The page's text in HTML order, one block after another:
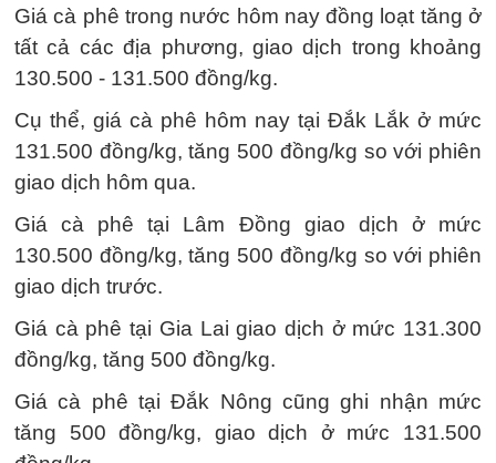
Giá cà phê trong nước hôm nay đồng loạt tăng ở
tất cả các địa phương, giao dịch trong khoảng
130.500 - 131.500 đồng/kg.
Cụ thể, giá cà phê hôm nay tại Đắk Lắk ở mức
131.500 đồng/kg, tăng 500 đồng/kg so với phiên
giao dịch hôm qua.
Giá cà phê tại Lâm Đồng giao dịch ở mức
130.500 đồng/kg, tăng 500 đồng/kg so với phiên
giao dịch trước.
Giá cà phê tại Gia Lai giao dịch ở mức 131.300
đồng/kg, tăng 500 đồng/kg.
Giá cà phê tại Đắk Nông cũng ghi nhận mức
tăng 500 đồng/kg, giao dịch ở mức 131.500